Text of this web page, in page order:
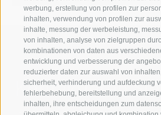
werbung, erstellung von profilen zur
inhalten, verwendung von profilen zur
inhalte, messung der werbeleistung,
von inhalten, analyse von zielgruppen
kombinationen von daten aus
entwicklung und verbesserung der
reduzierter daten zur auswahl von
sicherheit, verhinderung und aufdeckung
fehlerbehebung, bereitstellung und
inhalten, ihre entscheidungen zum
Kontaktieren